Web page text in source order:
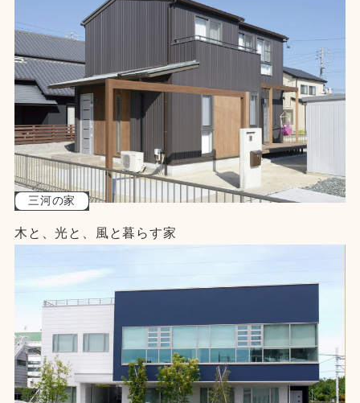
三河の家
木と、光と、風と暮らす家